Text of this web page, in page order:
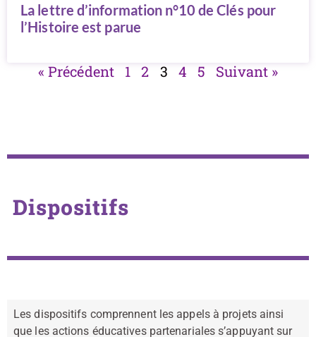
La lettre d’information n°10 de Clés pour
l’Histoire est parue
« Précédent 1 2 3 4 5 Suivant »
Dispositifs
Les dispositifs comprennent les appels à projets ainsi
que les actions éducatives partenariales s’appuyant sur